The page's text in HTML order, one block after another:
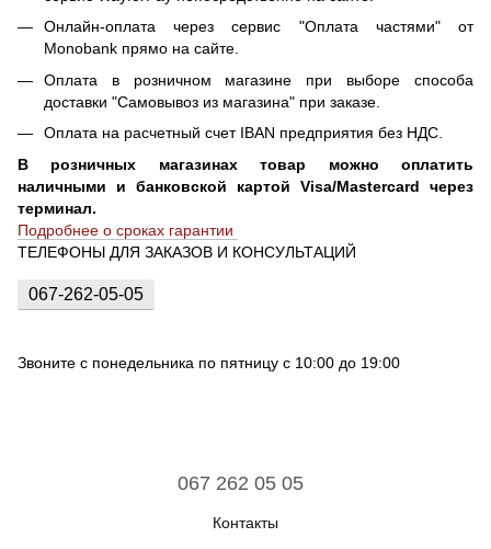
Онлайн-оплата через сервис "Оплата частями" от
Monobank прямо на сайте.
Оплата в розничном магазине при выборе способа
доставки "Самовывоз из магазина" при заказе.
Оплата на расчетный счет IBAN предприятия без НДС.
В розничных магазинах товар можно оплатить
наличными и банковской картой Visa/Mastercard через
терминал.
Подробнее о сроках гарантии
ТЕЛЕФОНЫ ДЛЯ ЗАКАЗОВ И КОНСУЛЬТАЦИЙ
067-262-05-05
Звоните с понедельника по пятницу с 10:00 до 19:00
067 262 05 05
Контакты